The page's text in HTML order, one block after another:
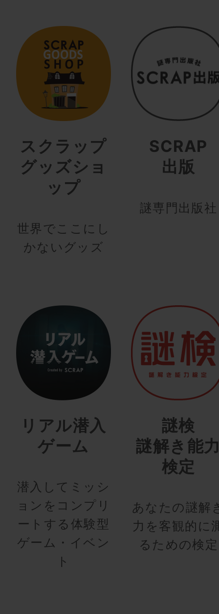
スクラップ
グッズショ
ップ
世界でここにし
かないグッズ
SCRAP
出版
謎専門出版社
リアル潜入
ゲーム
潜入してミッシ
ョンをコンプリ
ートする体験型
ゲーム・イベン
ト
謎検
謎解き能
検定
あなたの謎解
力を客観的に
るための検定